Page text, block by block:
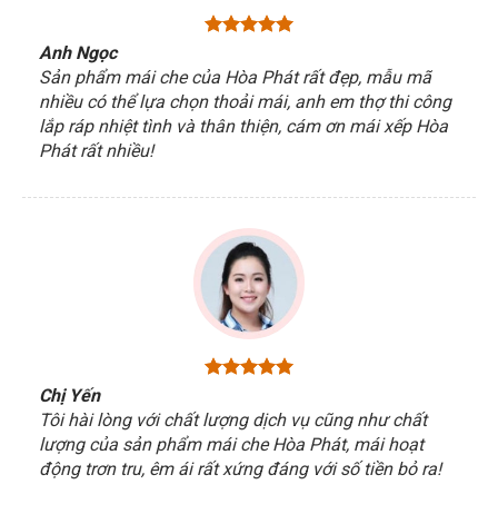
Anh Ngọc
Sản phẩm mái che của Hòa Phát rất đẹp, mẫu mã
nhiều có thể lựa chọn thoải mái, anh em thợ thi công
lắp ráp nhiệt tình và thân thiện, cám ơn mái xếp Hòa
Phát rất nhiều!
Chị Yến
Tôi hài lòng với chất lượng dịch vụ cũng như chất
lượng của sản phẩm mái che Hòa Phát, mái hoạt
động trơn tru, êm ái rất xứng đáng với số tiền bỏ ra!